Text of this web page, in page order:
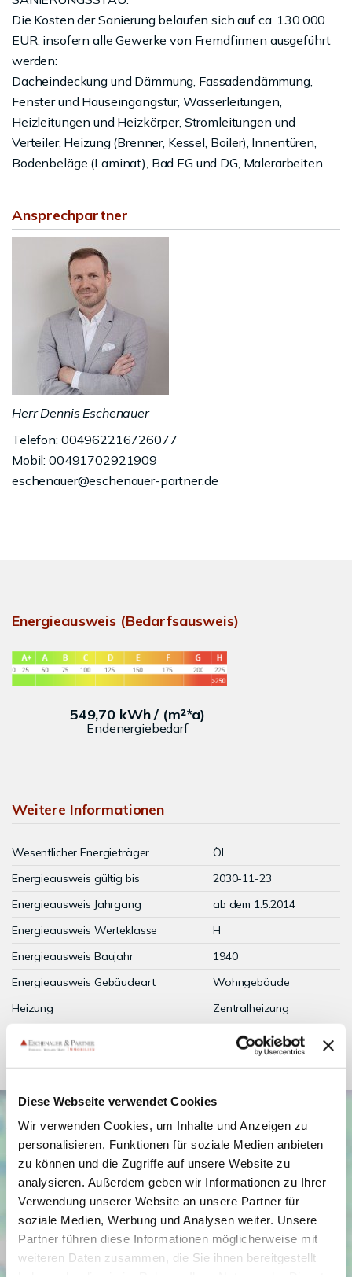
Diese Webseite verwendet Cookies
Wir verwenden Cookies, um Inhalte und Anzeigen zu
personalisieren, Funktionen für soziale Medien anbieten
zu können und die Zugriffe auf unsere Website zu
analysieren. Außerdem geben wir Informationen zu Ihrer
Verwendung unserer Website an unsere Partner für
soziale Medien, Werbung und Analysen weiter. Unsere
Partner führen diese Informationen möglicherweise mit
weiteren Daten zusammen, die Sie ihnen bereitgestellt
Die Kosten der Sanierung belaufen sich auf ca. 130.000
EUR, insofern alle Gewerke von Fremdfirmen ausgeführt
werden:
Dacheindeckung und Dämmung, Fassadendämmung,
Fenster und Hauseingangstür, Wasserleitungen,
Heizleitungen und Heizkörper, Stromleitungen und
Verteiler, Heizung (Brenner, Kessel, Boiler), Innentüren,
Bodenbeläge (Laminat), Bad EG und DG, Malerarbeiten
Ansprechpartner
Herr Dennis Eschenauer
Telefon: 004962216726077
Mobil: 00491702921909
eschenauer@eschenauer-partner.de
Energieausweis (Bedarfsausweis)
549,70 kWh / (m²*a)
Endenergiebedarf
Weitere Informationen
Wesentlicher Energieträger
Öl
Energieausweis gültig bis
2030-11-23
Energieausweis Jahrgang
ab dem 1.5.2014
Energieausweis Werteklasse
H
Energieausweis Baujahr
1940
Energieausweis Gebäudeart
Wohngebäude
Heizung
Zentralheizung